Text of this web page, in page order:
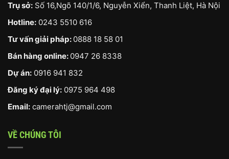
Trụ sở: Số 16,Ngõ 140/1/6, Nguyễn Xiển, Thanh Liệt, Hà Nội
Hotline: 0243 5510 616
Tư vấn giải pháp: 0888 18 58 01
Bán hàng online: 0947 26 8338
Dự án: 0916 941 832
Đăng ký đại lý: 0975 964 498
Email: camerahtj@gmail.com
VỀ CHÚNG TÔI